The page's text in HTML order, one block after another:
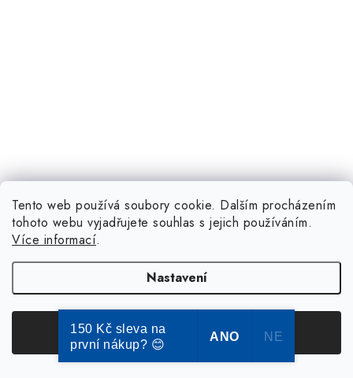
Tento web používá soubory cookie. Dalším procházením
tohoto webu vyjadřujete souhlas s jejich používáním.
Více informací.
Nastavení
Souhlasím
150 Kč sleva na
první nákup? 😊
ANO NE